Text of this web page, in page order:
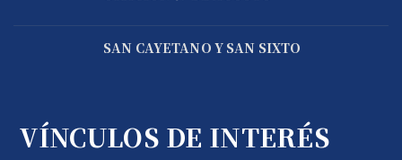
SAN CAYETANO Y SAN SIXTO
VÍNCULOS DE INTERÉS